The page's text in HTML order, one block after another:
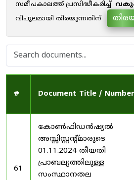
സമീപകാലത്ത് പ്രസിദ്ധീകരിച്ച്
വിപുലമായി തിരയുന്നതിന്
# Document Title / Number
61
കോൺഫിഡൻഷ്യൽ
അസ്സിസ്റ്റന്റ്മാരുടെ
01.11.2024 തീയതി
പ്രാബല്യത്തിലുള്ള
സംസ്ഥാനതല